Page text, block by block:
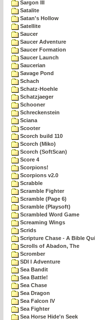
Sargon III
Satalite
Satan's Hollow
Satellite
Saucer
Saucer Adventure
Saucer Formation
Saucer Launch
Saucerian
Savage Pond
Schach
Schatz-Hoehle
Schatzjaeger
Schooner
Schreckenstein
Sciana
Scooter
Scorch build 110
Scorch (Miko)
Scorch (SoftScan)
Score 4
Scorpions!
Scorpions v2.0
Scrabble
Scramble Fighter
Scramble (Page 6)
Scramble (Playsoft)
Scrambled Word Game
Screaming Wings
Scrids
Scripture Chase - A Bible
Scrolls of Abadon, The
Scromber
SDI I Adventure
Sea Bandit
Sea Battle!
Sea Chase
Sea Dragon
Sea Falcon IV
Sea Fighter
Sea Horse Hide'n Seek